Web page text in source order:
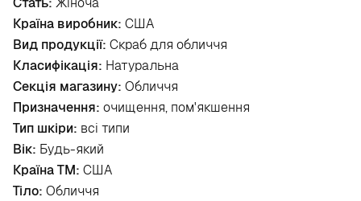
Країна виробник: США
Вид продукції: Скраб для обличчя
Класифікація: Натуральна
Секція магазину: Обличчя
Призначення: очищення, пом'якшення
Тип шкіри: всі типи
Вік: Будь-який
Країна ТМ: США
Тіло: Обличчя